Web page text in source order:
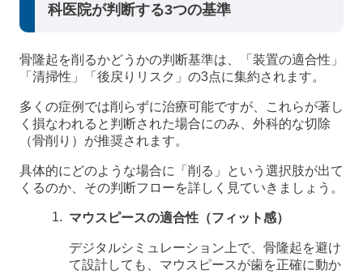
科医院が判断する3つの基準
骨隆起を削るかどうかの判断基準は、「装置の適合性」
「清掃性」「後戻りリスク」の3点に集約されます。
多くの症例では削らずに治療可能ですが、これらが著し
く損なわれると判断された場合にのみ、外科的な切除
（骨削り）が推奨されます。
具体的にどのような場合に「削る」という選択肢が出て
くるのか、その判断フローを詳しく見ていきましょう。
マウスピースの適合性（フィット感）
デジタルシミュレーション上で、骨隆起を避け
て設計しても、マウスピースが歯を正確に動か